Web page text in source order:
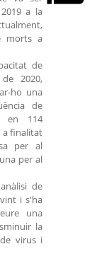
a la
morts a
de
2020,
ho una
de
en 114
a finalitat
per al
per al
de
i s'ha
una
la
virus i